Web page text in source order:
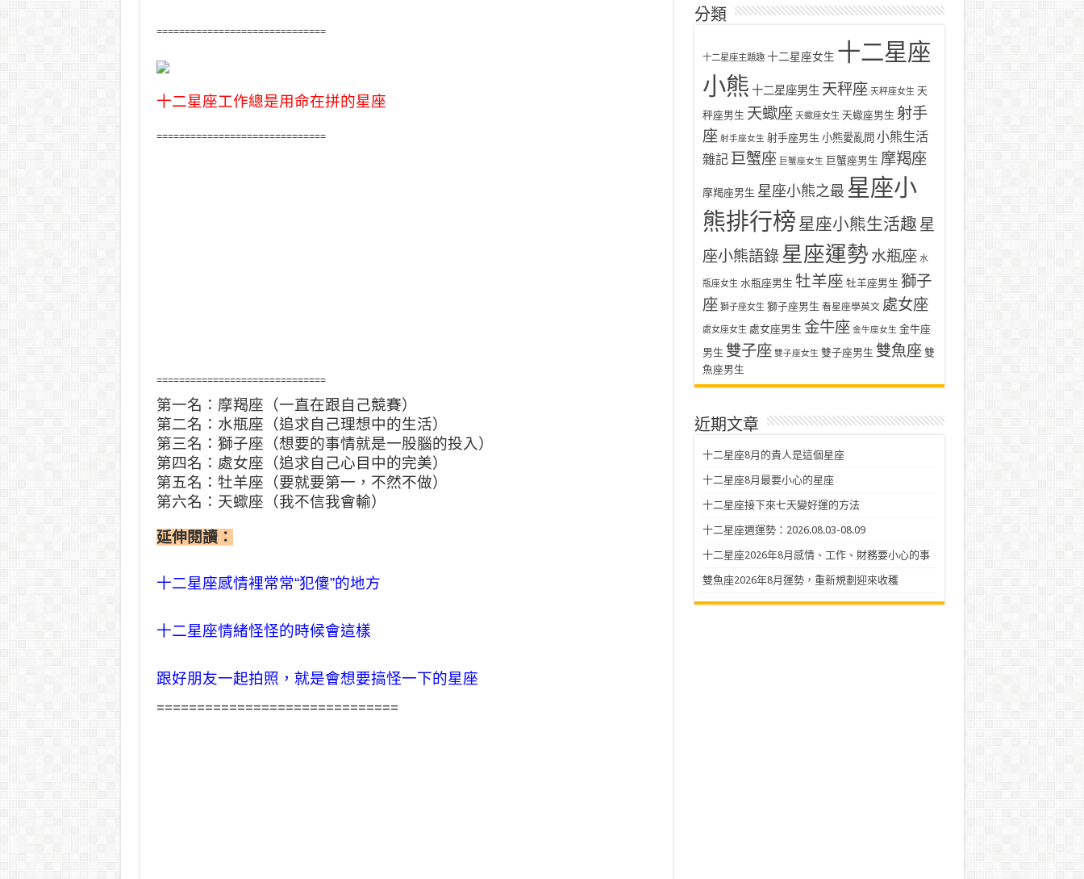
==============================
十二星座工作總是用命在拼的星座
==============================
==============================
第一名：摩羯座（一直在跟自己競賽）
第二名：水瓶座（追求自己理想中的生活）
第三名：獅子座（想要的事情就是一股腦的投入）
第四名：處女座（追求自己心目中的完美）
第五名：牡羊座（要就要第一，不然不做）
第六名：天蠍座（我不信我會輸）
延伸閱讀：
十二星座感情裡常常“犯傻”的地方
十二星座情緒怪怪的時候會這樣
跟好朋友一起拍照，就是會想要搞怪一下的星座
==============================
分類
十二星座主題趣 十二星座女生 十二星座
小熊 十二星座男生 天秤座 天秤座女生 天
秤座男生 天蠍座 天蠍座女生 天蠍座男生 射手
座 射手座女生 射手座男生 小熊愛亂問 小熊生活
雜記 巨蟹座 巨蟹座女生 巨蟹座男生 摩羯座
摩羯座男生 星座小熊之最 星座小
熊排行榜 星座小熊生活趣 星
座小熊語錄星座運勢 水瓶座 水
瓶座女生 水瓶座男生 牡羊座 牡羊座男生 獅子
座 獅子座女生 獅子座男生 看星座學英文 處女座
處女座女生 處女座男生 金牛座 金牛座女生 金牛座
男生 雙子座 雙子座女生 雙子座男生 雙魚座 雙
魚座男生
近期文章
十二星座8月的貴人是這個星座
十二星座8月最要小心的星座
十二星座接下來七天變好運的方法
十二星座週運勢：2026.08.03-08.09
十二星座2026年8月感情、工作、財務要小心的事
雙魚座2026年8月運勢，重新規劃迎來收穫